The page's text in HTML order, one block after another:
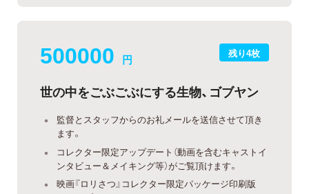
残り4枚
500000 円
世の中をごぶごぶにする生物、ゴブヤン
監督とスタッフからのお礼メールを送信させて頂き
ます。
コレクター限定アップデート（動画を含むキャストイ
ンタビュー＆メイキング等）がご覧頂けます。
映画『ロリさつ』コレクター限定パッケージ印刷版